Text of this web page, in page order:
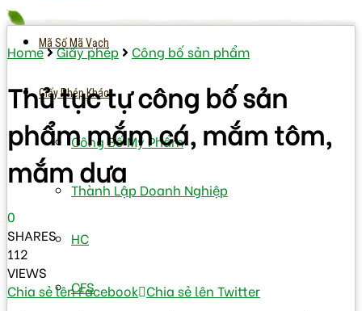
Mã Số Mã Vạch
Giấy Phép Khác
Công Bố Mỹ Phẩm
Thành Lập Doanh Nghiệp
HC
CFS
Home Giấy phép Công bố sản phẩm
Thủ tục tự công bố sản
phẩm mắm cá, mắm tôm,
mắm dưa
0
SHARES
112
VIEWS
Chia sẻ lên Facebook Chia sẻ lên Twitter